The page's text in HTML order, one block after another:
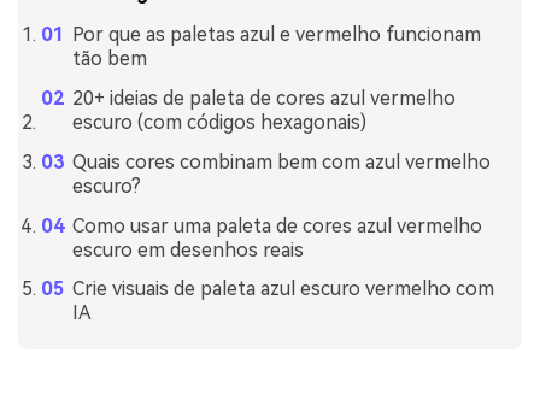
Por que as paletas azul e vermelho funcionam
tão bem
20+ ideias de paleta de cores azul vermelho
escuro (com códigos hexagonais)
Quais cores combinam bem com azul vermelho
escuro?
Como usar uma paleta de cores azul vermelho
escuro em desenhos reais
Crie visuais de paleta azul escuro vermelho com
IA